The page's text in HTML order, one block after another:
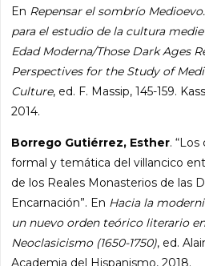
En Repensar el sombrío
para el estudio de la cultura
Edad Moderna/Those Dark Ages
Perspectives for the Study of
Culture, ed. F. Massip, 145-159.
2014.
Borrego Gutiérrez, Esther.
formal y temática del villancico
de los Reales Monasterios de las
Encarnación”. En Hacia la
un nuevo orden teórico literario
Neoclasicismo (1650-1750), ed.
Academia del Hispanismo, 2018.